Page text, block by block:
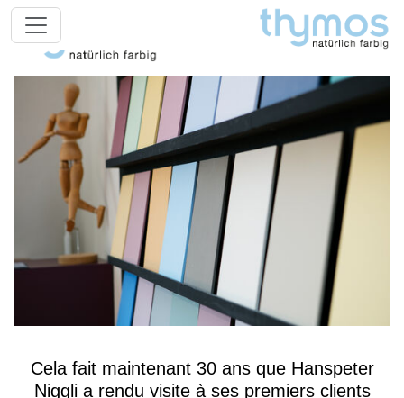
Cela fait maintenant 30 ans que Hanspeter
Niggli a rendu visite à ses premiers clients